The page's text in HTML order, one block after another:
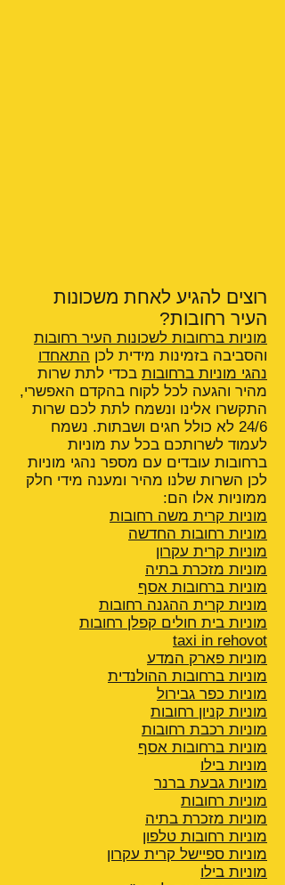
רוצים להגיע לאחת משכונות
העיר רחובות?
מוניות ברחובות לשכונות העיר רחובות
והסביבה בזמינות מידית לכן התאחדו
נהגי מוניות ברחובות בכדי לתת שרות
מהיר והגעה לכל לקוח בהקדם האפשרי,
התקשרו אלינו ונשמח לתת לכם שרות
24/6 לא כולל חגים ושבתות. נשמח
לעמוד לשרותכם בכל עת מוניות
ברחובות עובדים עם מספר נהגי מוניות
לכן השרות שלנו מהיר ומענה מידי חלק
ממוניות אלו הם:
מוניות קרית משה רחובות
מוניות רחובות החדשה
מוניות קרית עקרון
מוניות מזכרת בתיה
מוניות ברחובות אסף
מוניות קרית ההגנה רחובות
מוניות בית חולים קפלן רחובות
taxi in rehovot
מוניות פארק המדע
מוניות ברחובות ההולנדית
מוניות כפר גבירול
מוניות קניון רחובות
מוניות רכבת רחובות
מוניות ברחובות אסף
מוניות בילו
מוניות גבעת ברנר
מוניות רחובות
מוניות מזכרת בתיה
מוניות רחובות טלפון
מוניות ספיישל קרית עקרון
מוניות בילו